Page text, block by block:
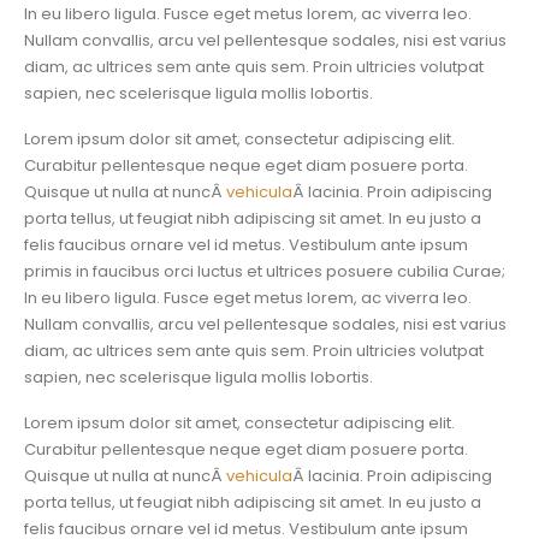
In eu libero ligula. Fusce eget metus lorem, ac viverra leo.
Nullam convallis, arcu vel pellentesque sodales, nisi est varius
diam, ac ultrices sem ante quis sem. Proin ultricies volutpat
sapien, nec scelerisque ligula mollis lobortis.
Lorem ipsum dolor sit amet, consectetur adipiscing elit.
Curabitur pellentesque neque eget diam posuere porta.
Quisque ut nulla at nuncÂ vehiculaÂ lacinia. Proin adipiscing
porta tellus, ut feugiat nibh adipiscing sit amet. In eu justo a
felis faucibus ornare vel id metus. Vestibulum ante ipsum
primis in faucibus orci luctus et ultrices posuere cubilia Curae;
In eu libero ligula. Fusce eget metus lorem, ac viverra leo.
Nullam convallis, arcu vel pellentesque sodales, nisi est varius
diam, ac ultrices sem ante quis sem. Proin ultricies volutpat
sapien, nec scelerisque ligula mollis lobortis.
Lorem ipsum dolor sit amet, consectetur adipiscing elit.
Curabitur pellentesque neque eget diam posuere porta.
Quisque ut nulla at nuncÂ vehiculaÂ lacinia. Proin adipiscing
porta tellus, ut feugiat nibh adipiscing sit amet. In eu justo a
felis faucibus ornare vel id metus. Vestibulum ante ipsum